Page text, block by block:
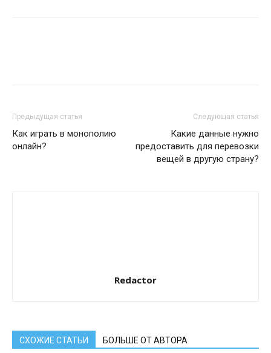
Предыдущая статья
Как играть в монополию
онлайн?
Следующая статья
Какие данные нужно
предоставить для перевозки
вещей в другую страну?
Redactor
СХОЖИЕ СТАТЬИ БОЛЬШЕ ОТ АВТОРА